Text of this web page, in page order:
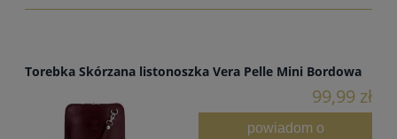
Torebka Skórzana listonoszka Vera Pelle Mini Bordowa
99,99 zł
powiadom o